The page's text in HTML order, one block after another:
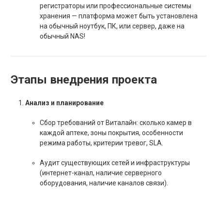
регистраторы или профессиональные системы
хранения — платформа может быть установлена
на обычный ноутбук, ПК, или сервер, даже на
обычный NAS!
Этапы внедрения проекта
Анализ и планирование
Сбор требований от Виталайн: сколько камер в
каждой аптеке, зоны покрытия, особенности
режима работы, критерии тревог, SLA.
Аудит существующих сетей и инфраструктуры
(интернет-канал, наличие серверного
оборудования, наличие каналов связи).